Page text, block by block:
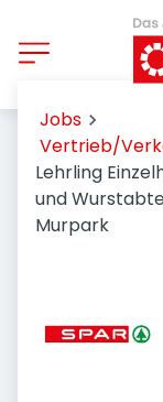
Jobs
Vertrieb/
Lehrling
und
Murpark